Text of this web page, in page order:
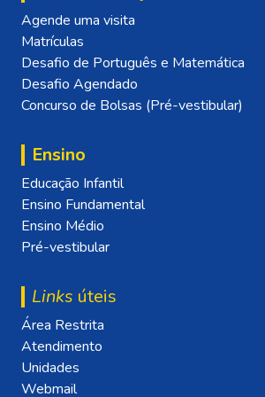
Agende uma visita
Matrículas
Desafio de Português e Matemática
Desafio Agendado
Concurso de Bolsas (Pré-vestibular)
Ensino
Educação Infantil
Ensino Fundamental
Ensino Médio
Pré-vestibular
Links úteis
Área Restrita
Atendimento
Unidades
Webmail